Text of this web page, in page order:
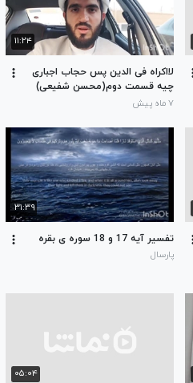
۱۱:۲۴
لااکراه فی الدین پس حجاب اجباری
چیه قسمت دوم(محسن شفیعی)
۷ ماه پیش
۳۱:۳۹
تفسیر آیه 17 و 18 سوره ی بقره
پارسال
۰۵:۰۴